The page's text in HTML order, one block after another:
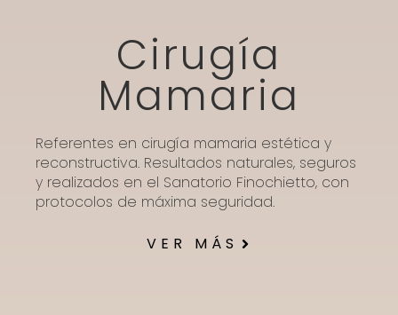
Cirugía
Mamaria
Referentes en cirugía mamaria estética y
reconstructiva. Resultados naturales, seguros
y realizados en el Sanatorio Finochietto, con
protocolos de máxima seguridad.
VER MÁS